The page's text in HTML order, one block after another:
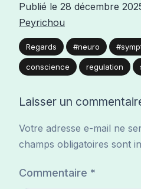
Publié le 28 décembre
Peyrichou
Regards #neuro
conscience regulation
Laisser un
Votre adresse e-mail ne
champs obligatoires sont
Commentaire *